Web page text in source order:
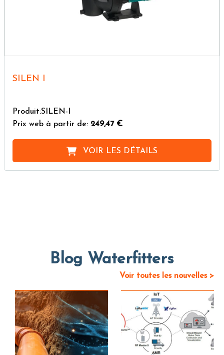
SILEN I
Produit:SILEN-I
Prix web à partir de: 249,47 €
VOIR LES DÉTAILS
Blog Waterfitters
Voir toutes les nouvelles >